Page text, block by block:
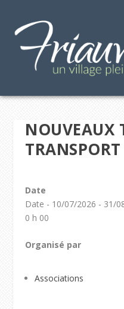
NOUVEAUX
Date
Date - 10/07/2026 - 31/
0 h 00
Organisé par
Associations